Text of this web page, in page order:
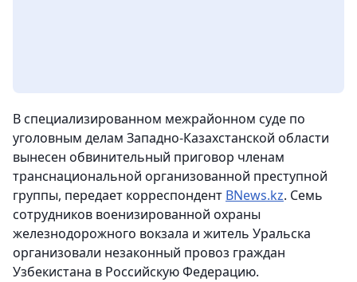
В специализированном межрайонном суде по
уголовным делам Западно-Казахстанской области
вынесен обвинительный приговор членам
транснациональной организованной преступной
группы, передает корреспондент BNews.kz. Семь
сотрудников военизированной охраны
железнодорожного вокзала и житель Уральска
организовали незаконный провоз граждан
Узбекистана в Российскую Федерацию.